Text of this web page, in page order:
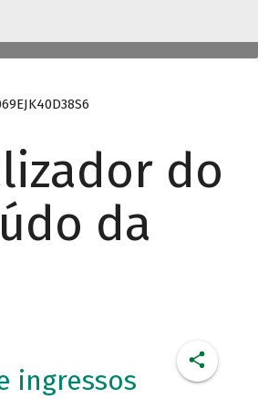
do
da
ingressos